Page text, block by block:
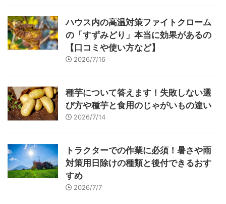
ハウス内の高温対策ファイトクローム
の「すずみどり」本当に効果があるの
【口コミや使い方など】
2026/7/16
種芋について答えます！失敗しない選
び方や種芋と食用のじゃがいもの違い
2026/7/14
トラクターでの作業に必須！暑さや雨
対策用日除けの種類と後付できるおす
すめ
2026/7/7